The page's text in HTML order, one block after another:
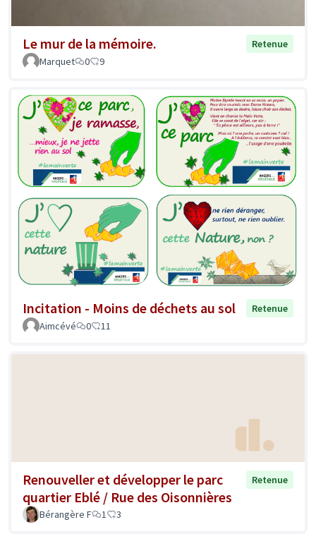
Le mur de la mémoire.
Retenue
Marquet
0 9
Incitation - Moins de déchets au sol
Retenue
Aimcévé
0 11
Renouveller et développer le parc
quartier Eblé / Rue des Oisonnières
Retenue
Bérangère F 1 3